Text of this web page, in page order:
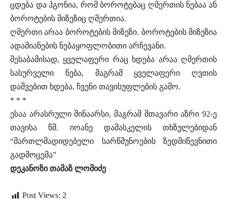
ცდება და ჰგონია, რომ ბოროტებაც ღმერთის ნებაა ან
ბოროტების მიზეზიც ღმერთია.
ღმერთი არაა ბოროტების მიზეზი. ბოროტების მიზეზია
ადამიანების ნებაყოფლობითი არჩევანი.
შესაბამისად, ყველაფერი რაც ხდება არაა ღმერთის
სასურველი ნება, მაგრამ ყველაფერი ღვთის
დაშვებით ხდება, ჩვენი თავისუფლების გამო.
* * *
ესაა არასრული შინაარსი, მაგრამ მთავარი აზრი 92-ე
თავისა წმ. იოანე დამასკელის თხზულებიდან
“მართლმადიდებელი სარწმუნოების ზედმიწევნითი
გადმოცემა”
დეკანოზი თამაზ ლომიძე
Post Views: 2